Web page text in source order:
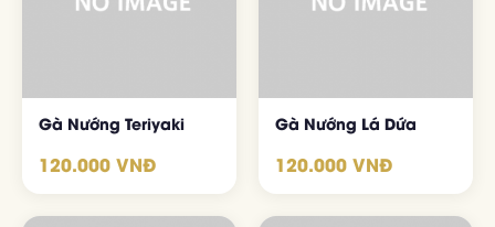
Gà Nướng Teriyaki
120.000 VNĐ
Gà Nướng Lá Dứa
120.000 VNĐ